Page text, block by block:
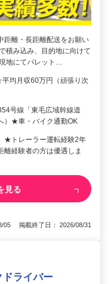
距離・長距離配送をお願い
積み込み、目的地に向けて
地にてパレット…
均月収60万円（頑張り次
号線「東毛広域幹線道
）★車・バイク通勤OK
★トレーラー運転経験2年
経験者の方は優遇しま
見る
05 掲載終了日： 2026/08/31
ドライバー